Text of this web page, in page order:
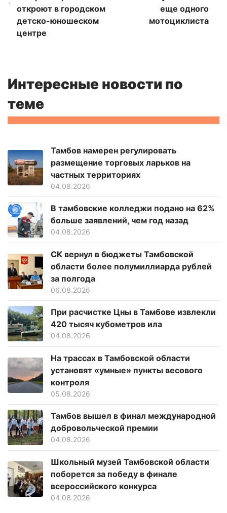
откроют в городском
детско-юношеском
центре
еще одного
мотоциклиста
Интересные новости по
теме
Тамбов намерен регулировать
размещение торговых ларьков на
частных территориях
04.08.2026
В тамбовские колледжи подано на 62%
больше заявлений, чем год назад
04.08.2026
СК вернул в бюджеты Тамбовской
области более полумиллиарда рублей
за полгода
06.08.2026
При расчистке Цны в Тамбове извлекли
420 тысяч кубометров ила
04.08.2026
На трассах в Тамбовской области
установят «умные» пункты весового
контроля
05.08.2026
Тамбов вышел в финал международной
добровольческой премии
04.08.2026
Школьный музей Тамбовской области
поборется за победу в финале
всероссийского конкурса
04.08.2026